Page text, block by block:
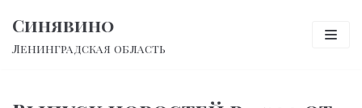
Перейти
к
Синявино
Ленинградская область